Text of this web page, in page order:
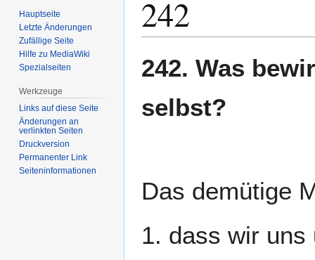
242
Navigation
Suche
242. Was
selbst?
Das demütige
1. dass wir
Hauptseite
Letzte Änderungen
Zufällige Seite
Hilfe zu MediaWiki
Spezialseiten
Werkzeuge
Links auf diese Seite
Änderungen an
verlinkten Seiten
Druckversion
Permanenter Link
Seiten­­informationen